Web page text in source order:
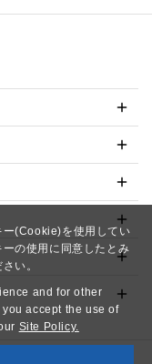
ー(Cookie)を使用してい
の使用に同意したとみ
い。
and for other
accept the use of
Site Policy.